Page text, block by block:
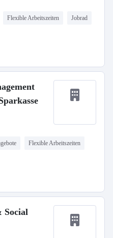
Flexible Arbeitszeiten Jobrad
Flexible Arbeitszeiten
Social